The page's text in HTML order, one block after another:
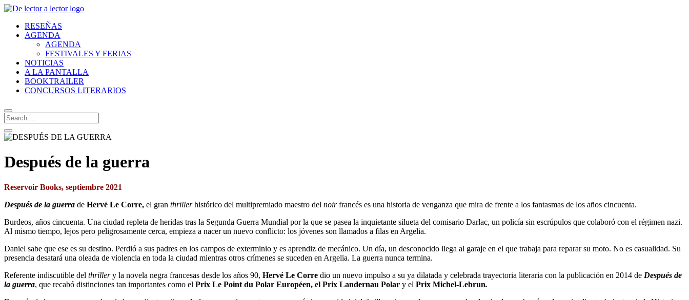
RESEÑAS
AGENDA
AGENDA
FESTIVALES Y FERIAS
NOTICIAS
A LA PANTALLA
BOOKTRAILER
CONCURSOS LITERARIOS
Después de la guerra
Reservoir Books, septiembre 2021
Después de la guerra de Hervé Le Corre, el gran thrillerhistórico del multipremiado maestro del noirfrancés es una historia de venganza que mira de frente a los fantasmas de los años cincuenta.
Burdeos, años cincuenta. Una ciudad repleta de heridas tras la Segunda Guerra Mundial por la que se pasea la inquietante silueta del comisario Darlac, un policía sin escrúpulos que colaboró con el régimen nazi.
Al mismo tiempo, lejos pero peligrosamente cerca, empieza a nacer un nuevo conflicto: los jóvenes son llamados a filas en Argelia.
Daniel sabe que ese es su destino. Perdió a sus padres en los campos de exterminio y es aprendiz de mecánico. Un día, un desconocido llega al garaje en el que trabaja para reparar su moto. No es casualidad. Su
presencia desatará una oleada de violencia en toda la ciudad mientras otros crímenes se suceden en Argelia. La guerra nunca termina.
Referente indiscutible del thrillery la novela negra francesas desde los años 90, Hervé Le Corre dio un nuevo impulso a su ya dilatada y celebrada trayectoria literaria con la publicación en 2014 de Después de
la guerra, que recabó distinciones tan importantes como el Prix Le Point du Polar Européen, el Prix Landernau Polar y el Prix Michel-Lebrun.